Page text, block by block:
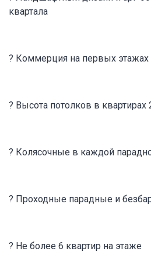
квартала
? Коммерция на первых этажах
? Высота потолков в квартирах
? Колясочные в каждой
? Проходные парадные и
? Не более 6 квартир на этаже